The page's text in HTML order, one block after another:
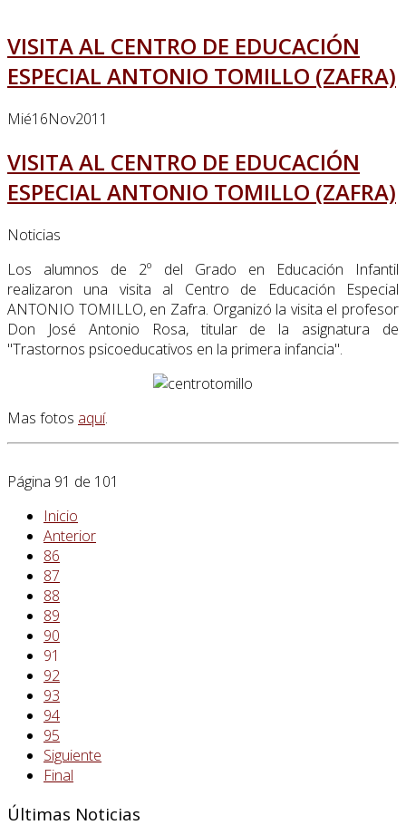
VISITA AL CENTRO DE EDUCACIÓN
ESPECIAL ANTONIO TOMILLO (ZAFRA)
Mié16Nov2011
VISITA AL CENTRO DE EDUCACIÓN
ESPECIAL ANTONIO TOMILLO (ZAFRA)
Noticias
Los alumnos de 2º del Grado en Educación Infantil
realizaron una visita al Centro de Educación Especial
ANTONIO TOMILLO, en Zafra. Organizó la visita el profesor
Don José Antonio Rosa, titular de la asignatura de
"Trastornos psicoeducativos en la primera infancia".
Mas fotos aquí.
Página 91 de 101
Inicio
Anterior
86
87
88
89
90
91
92
93
94
95
Siguiente
Final
Últimas Noticias